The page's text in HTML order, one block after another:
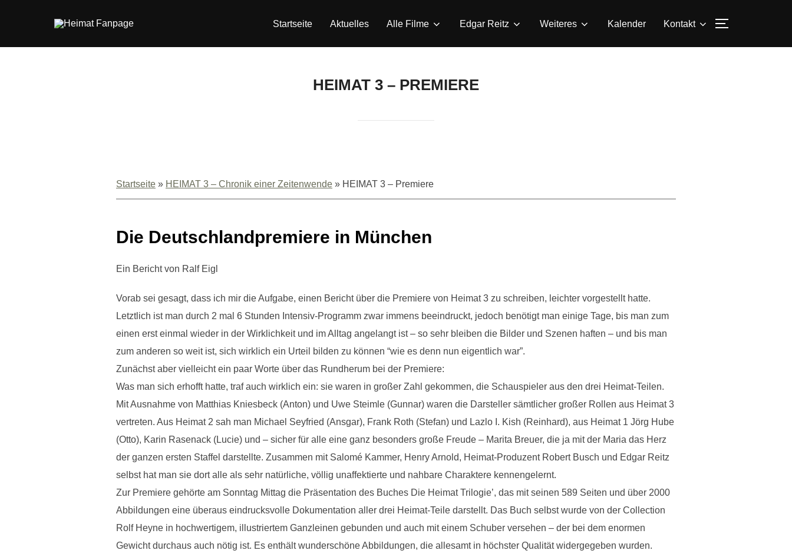
Startseite Aktuelles Alle Filme Edgar Reitz Weiteres Kalender Kontakt
HEIMAT 3 – PREMIERE
Startseite » HEIMAT 3 – Chronik einer Zeitenwende » HEIMAT 3 – Premiere
Die Deutschlandpremiere in München
Ein Bericht von Ralf Eigl
Vorab sei gesagt, dass ich mir die Aufgabe, einen Bericht über die Premiere von Heimat 3 zu schreiben, leichter vorgestellt hatte.
Letztlich ist man durch 2 mal 6 Stunden Intensiv-Programm zwar immens beeindruckt, jedoch benötigt man einige Tage, bis man zum
einen erst einmal wieder in der Wirklichkeit und im Alltag angelangt ist – so sehr bleiben die Bilder und Szenen haften – und bis man
zum anderen so weit ist, sich wirklich ein Urteil bilden zu können “wie es denn nun eigentlich war”.
Zunächst aber vielleicht ein paar Worte über das Rundherum bei der Premiere:
Was man sich erhofft hatte, traf auch wirklich ein: sie waren in großer Zahl gekommen, die Schauspieler aus den drei Heimat-Teilen.
Mit Ausnahme von Matthias Kniesbeck (Anton) und Uwe Steimle (Gunnar) waren die Darsteller sämtlicher großer Rollen aus Heimat 3
vertreten. Aus Heimat 2 sah man Michael Seyfried (Ansgar), Frank Roth (Stefan) und Lazlo I. Kish (Reinhard), aus Heimat 1 Jörg Hube
(Otto), Karin Rasenack (Lucie) und – sicher für alle eine ganz besonders große Freude – Marita Breuer, die ja mit der Maria das Herz
der ganzen ersten Staffel darstellte. Zusammen mit Salomé Kammer, Henry Arnold, Heimat-Produzent Robert Busch und Edgar Reitz
selbst hat man sie dort alle als sehr natürliche, völlig unaffektierte und nahbare Charaktere kennengelernt.
Zur Premiere gehörte am Sonntag Mittag die Präsentation des Buches Die Heimat Trilogie’, das mit seinen 589 Seiten und über 2000
Abbildungen eine überaus eindrucksvolle Dokumentation aller drei Heimat-Teile darstellt. Das Buch selbst wurde von der Collection
Rolf Heyne in hochwertigem, illustriertem Ganzleinen gebunden und auch mit einem Schuber versehen – der bei dem enormen
Gewicht durchaus auch nötig ist. Es enthält wunderschöne Abbildungen, die allesamt in höchster Qualität widergegeben wurden.